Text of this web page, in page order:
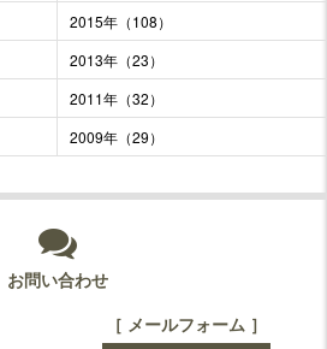
2015年（108）
2013年（23）
2011年（32）
2009年（29）
お問い合わせ
［ メールフォーム ］